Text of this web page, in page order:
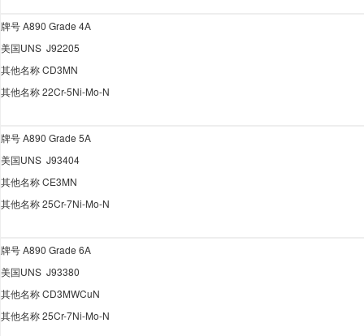
牌号A890 Grade 4A
美国UNS J92205
其他名称CD3MN
其他名称22Cr-5Ni-Mo-N
牌号A890 Grade 5A
美国UNS J93404
其他名称CE3MN
其他名称25Cr-7Ni-Mo-N
牌号A890 Grade 6A
美国UNS J93380
其他名称CD3MWCuN
其他名称25Cr-7Ni-Mo-N